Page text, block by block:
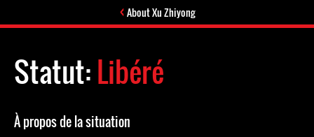
About Xu Zhiyong
Statut:Libéré
À propos de la situation